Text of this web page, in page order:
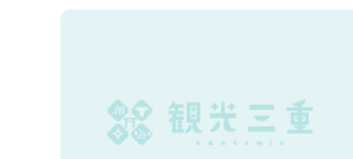
上げる名物「五右衛門蒸し」、鯛や伊勢海老の舟盛